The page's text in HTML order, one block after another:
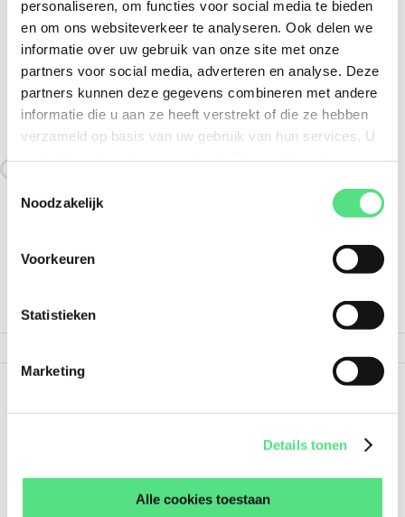
personaliseren, om functies voor social media te bieden
en om ons websiteverkeer te analyseren. Ook delen we
informatie over uw gebruik van onze site met onze
partners voor social media, adverteren en analyse. Deze
partners kunnen deze gegevens combineren met andere
informatie die u aan ze heeft verstrekt of die ze hebben
verzameld op basis van uw gebruik van hun services. U
Noodzakelijk
Voorkeuren
Statistieken
Marketing
Details tonen
Alle cookies toestaan
VERGELIJKBAAR MET:
KHF97DRP100L4/C-I96,80 SEW-
EURODRIVE